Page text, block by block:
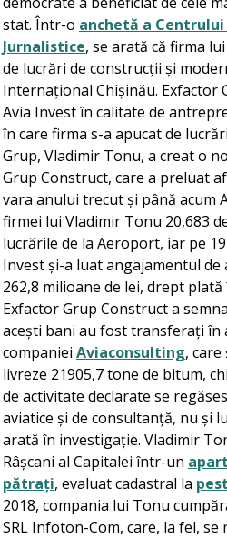
stat. Într-o anchetă a
Jurnalistice, se arată că firma
de lucrări de construcții și
Internațional Chișinău. Exfactor
Avia Invest în calitate de
în care firma s-a apucat de
Grup, Vladimir Tonu, a creat o
Grup Construct, care a preluat
vara anului trecut și până acum
firmei lui Vladimir Tonu 20,683
lucrările de la Aeroport, iar pe
Invest și-a luat angajamentul
262,8 milioane de lei, drept plată
Exfactor Grup Construct a
acești bani au fost transferați în
companiei Aviaconsulting,
livreze 21905,7 tone de bitum,
de activitate declarate se
aviatice și de consultanță, nu și
arată în investigație. Vladimir
Râșcani al Capitalei într-un
pătrați, evaluat cadastral la
2018, compania lui Tonu
SRL Infoton-Com, care, la fel,